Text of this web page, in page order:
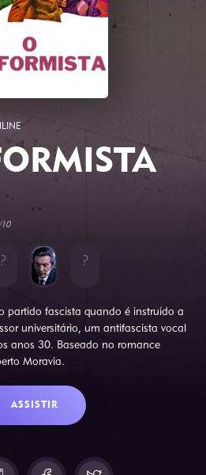
partido fascista quando é instruído a
universitário, um antifascista vocal
anos 30. Baseado no romance
Moravia.
ASSISTIR